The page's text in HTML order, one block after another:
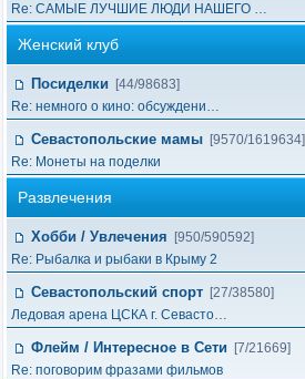
Re: САМЫЕ ЛУЧШИЕ ЛЮДИ НАШЕГО …
Женский клуб
Посиделки
[44/98683]
Re: немного о кино: обсуждени…
Севастопольские мамы [9570/1619634]
Re: Монеты на поделки
Развлечения
Хобби / Увлечения
[950/590592]
Re: Рыбалка и рыбаки в Крыму 2
Севастопольский спорт [27/38580]
Ледовая арена ЦСКА г. Севасто…
Флейм / Интересное в Cети
[7/21669]
Re: поговорим фразами фильмов